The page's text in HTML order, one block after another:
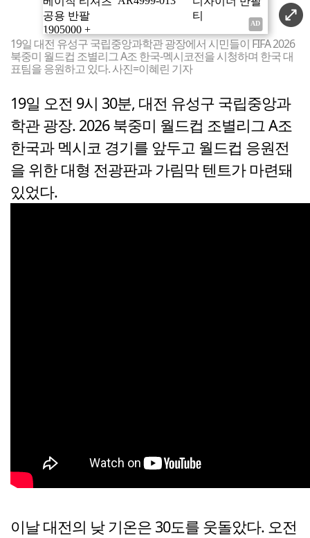
19일 대전 유성구 국립중앙과학관 광장에서 시민들이 FIFA 2026
북중미 월드컵 조별리그 A조 한국-멕시코전을 시청하며 한국 대
표팀을 응원하고 있다. 사진=이혜린 기자
19일 오전 9시 30분, 대전 유성구 국립중앙과
학관 광장. 2026 북중미 월드컵 조별리그 A조
한국과 멕시코 경기를 앞두고 월드컵 응원전
을 위한 대형 전광판과 가림막 텐트가 마련돼
있었다.
이날 대전의 낮 기온은 30도를 웃돌았다. 오전